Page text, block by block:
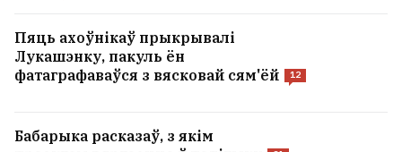
Пяць ахоўнікаў прыкрывалі
Лукашэнку, пакуль ён
фатаграфаваўся з вясковай сям'ёй
12
Бабарыка расказаў, з якім